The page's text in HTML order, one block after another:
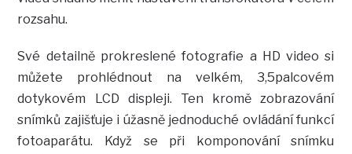
rozsahu.
Své detailně prokreslené fotografie a HD video si
můžete prohlédnout na velkém, 3,5palcovém
dotykovém LCD displeji. Ten kromě zobrazování
snímků zajišťuje i úžasně jednoduché ovládání funkcí
fotoaparátu. Když se při komponování snímku